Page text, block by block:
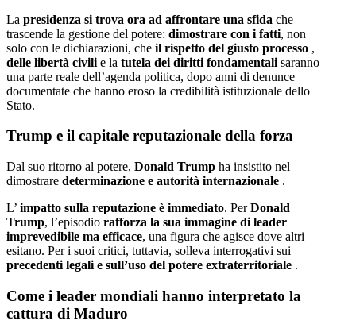
La presidenza si trova ora ad affrontare una sfida che
trascende la gestione del potere: dimostrare con i fatti, non
solo con le dichiarazioni, che il rispetto del giusto processo ,
delle libertà civili e la tutela dei diritti fondamentali saranno
una parte reale dell’agenda politica, dopo anni di denunce
documentate che hanno eroso la credibilità istituzionale dello
Stato.
Trump e il capitale reputazionale della forza
Dal suo ritorno al potere, Donald Trump ha insistito nel
dimostrare determinazione e autorità internazionale .
L’ impatto sulla reputazione è immediato. PerDonald
Trump, l’episodio rafforza la sua immagine di leader
imprevedibile ma efficace, una figura che agisce dove altri
esitano. Per i suoi critici, tuttavia, solleva interrogativi sui
precedenti legali e sull’uso del potere extraterritoriale .
Come i leader mondiali hanno interpretato la
cattura di Maduro